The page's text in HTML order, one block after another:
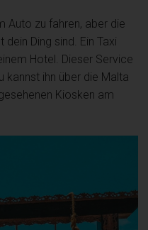
Auto zu fahren, aber die
Ding sind. Ein Taxi
Hotel. Dieser Service
kannst ihn über die Malta
Kiosken am